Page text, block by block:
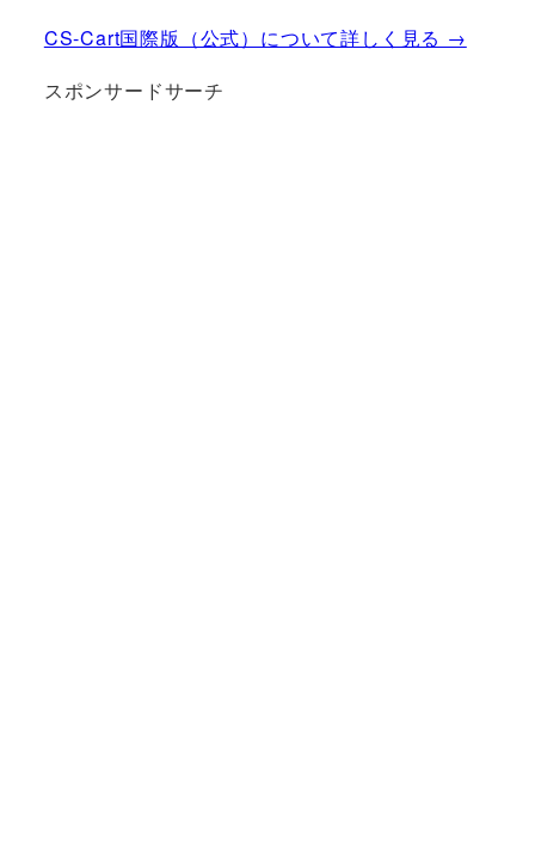
CS-Cart国際版（公式）について詳しく見る →
スポンサードサーチ